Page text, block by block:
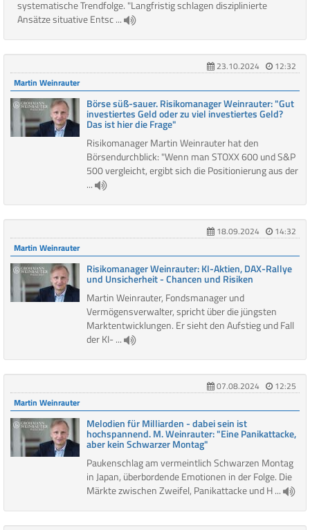
systematische Trendfolge. "Langfristig schlagen disziplinierte
Ansätze situative Entsc ...
23.10.2024
12:32
Martin Weinrauter
Börse süß-sauer. Risikomanager Weinrauter: "Gut
investiertes Geld oder zu viel investiertes Geld?
Das ist hier die Frage"
Risikomanager Martin Weinrauter hat den
Börsendurchblick: "Wenn man STOXX 600 und S&P
500 vergleicht, ergibt sich die Positionierung aus der
...
18.09.2024
14:32
Martin Weinrauter
Risikomanager Weinrauter: KI-Aktien, DAX-Rallye
und Unsicherheit - Chancen und Risiken
Martin Weinrauter, Fondsmanager und
Vermögensverwalter, spricht über die jüngsten
Marktentwicklungen. Er sieht den Aufstieg und Fall
der KI- ...
07.08.2024
12:25
Martin Weinrauter
Melodien für Milliarden - dabei sein ist
hochspannend. M. Weinrauter: "Eine Panikattacke,
aber kein Schwarzer Montag"
Paukenschlag am vermeintlich Schwarzen Montag
in Japan, überbordende Emotionen in der Folge. Die
Märkte zwischen Zweifel, Panikattacke und H ...